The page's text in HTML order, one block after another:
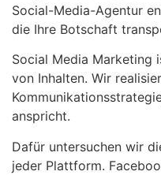
Social-Media-Agentur
die Ihre Botschaft
Social Media Marketing
von Inhalten. Wir
anspricht.
Dafür untersuchen wir
jeder Plattform.